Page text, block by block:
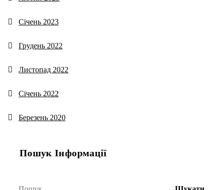
Січень 2023
Грудень 2022
Листопад 2022
Січень 2022
Березень 2020
Пошук Інформації